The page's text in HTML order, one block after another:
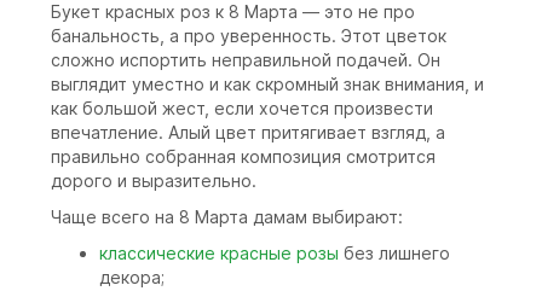
Букет красных роз к 8 Марта — это не про
банальность, а про уверенность. Этот цветок
сложно испортить неправильной подачей. Он
выглядит уместно и как скромный знак внимания, и
как большой жест, если хочется произвести
впечатление. Алый цвет притягивает взгляд, а
правильно собранная композиция смотрится
дорого и выразительно.
Чаще всего на 8 Марта дамам выбирают:
классические красные розы без лишнего
декора;